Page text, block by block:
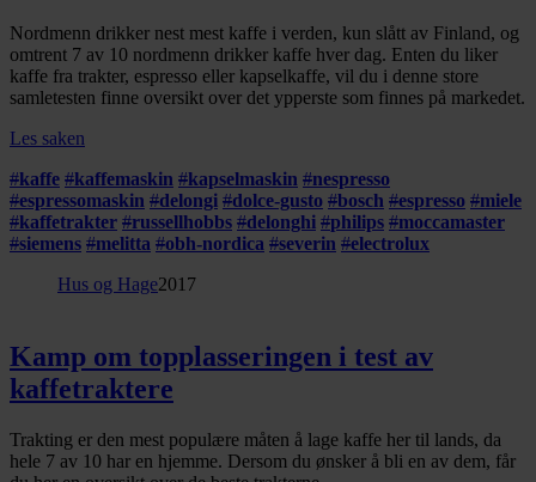
Nordmenn drikker nest mest kaffe i verden, kun slått av Finland, og
omtrent 7 av 10 nordmenn drikker kaffe hver dag. Enten du liker
kaffe fra trakter, espresso eller kapselkaffe, vil du i denne store
samletesten finne oversikt over det ypperste som finnes på markedet.
Les saken
#kaffe #kaffemaskin #kapselmaskin #nespresso
#espressomaskin #delongi #dolce-gusto #bosch #espresso #miele
#kaffetrakter #russellhobbs #delonghi #philips #moccamaster
#siemens #melitta #obh-nordica #severin #electrolux
Hus og Hage2017
Kamp om topplasseringen i test av
kaffetraktere
Trakting er den mest populære måten å lage kaffe her til lands, da
hele 7 av 10 har en hjemme. Dersom du ønsker å bli en av dem, får